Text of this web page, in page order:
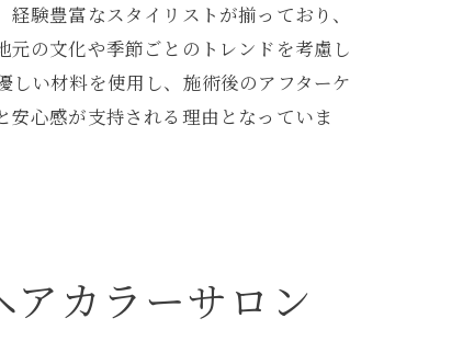
験豊富なスタイリストが揃っており、
の文化や季節ごとのトレンドを考慮し
い材料を使用し、施術後のアフターケ
心感が支持される理由となっていま
カラーサロン